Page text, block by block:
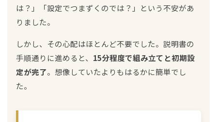
は？」「設定でつまずくのでは？」という不安があ
りました。
しかし、その心配はほとんど不要でした。説明書の
手順通りに進めると、 15分程度で組み立てと初期設
定が完了。想像していたよりもはるかに簡単でし
た。